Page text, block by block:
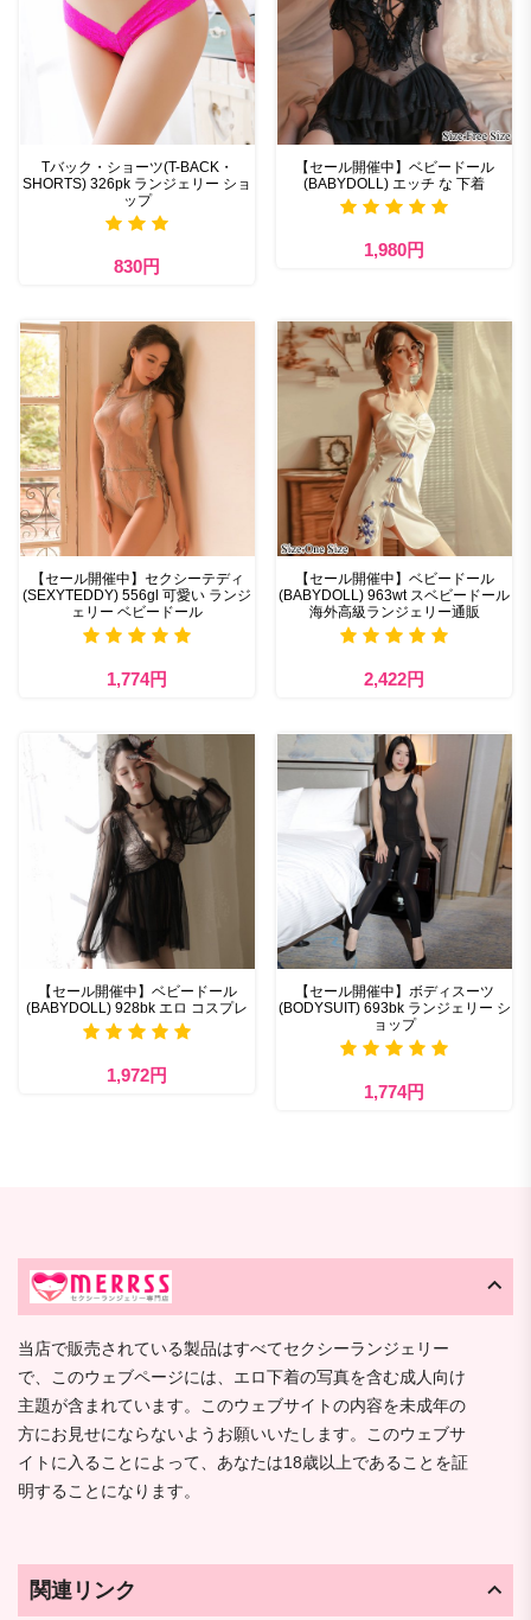
Tバック・ショーツ(T-BACK・
SHORTS) 326pk ランジェリー ショ
ップ
830円
【セール開催中】ベビードール
(BABYDOLL) エッチ な 下着
1,980円
【セール開催中】セクシーテディ
(SEXYTEDDY) 556gl 可愛い ランジ
ェリー ベビードール
1,774円
【セール開催中】ベビードール
(BABYDOLL) 963wt スベビードール
海外高級ランジェリー通販
2,422円
【セール開催中】ベビードール
(BABYDOLL) 928bk エロ コスプレ
1,972円
【セール開催中】ボディスーツ
(BODYSUIT) 693bk ランジェリー シ
ョップ
1,774円
当店で販売されている製品はすべてセクシーランジェリー
で、このウェブページには、エロ下着の写真を含む成人向け
主題が含まれています。このウェブサイトの内容を未成年の
方にお見せにならないようお願いいたします。このウェブサ
イトに入ることによって、あなたは18歳以上であることを証
明することになります。
関連リンク